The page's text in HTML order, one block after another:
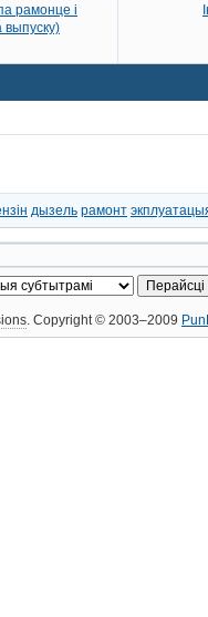
рамонце і
выпуску)
дызель рамонт
. Copyright © 2003–2009